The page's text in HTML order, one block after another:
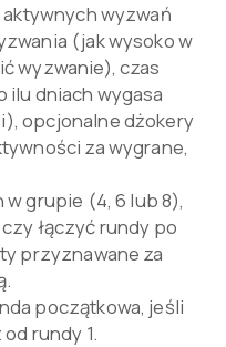
wyzwań
(jak wysoko w
wyzwanie), czas
ilu dniach wygasa
opcjonalne dżokery
za wygrane,
grupie (4, 6 lub 8),
łączyć rundy po
przyznawane za
początkowa, jeśli
rundy 1.